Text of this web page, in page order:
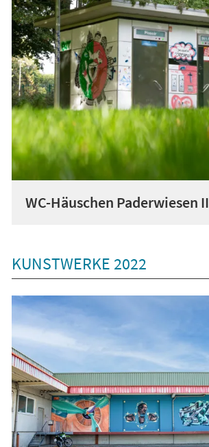
WC-Häuschen Paderwiesen II
KUNSTWERKE 2022